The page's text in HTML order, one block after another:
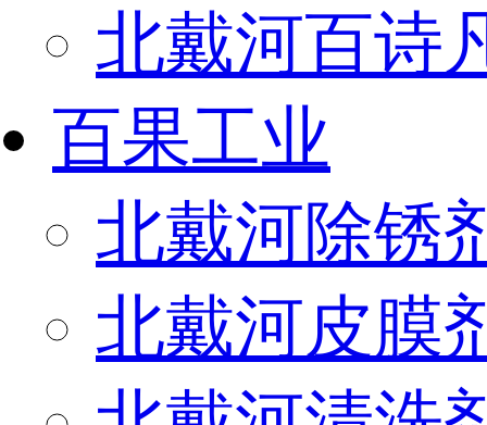
北戴河百诗
百果工业
北戴河除锈
北戴河皮膜